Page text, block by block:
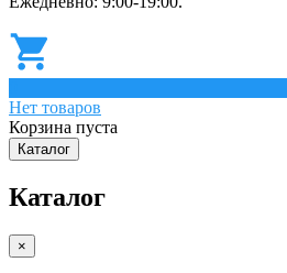
Нет товаров
Корзина пуста
Каталог
Каталог
×